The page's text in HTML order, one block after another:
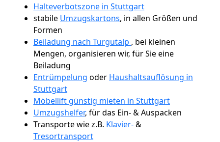
Halteverbotszone in Stuttgart
stabile Umzugskartons, in allen Größen und
Formen
Beiladung nach Turgutalp , bei kleinen
Mengen, organisieren wir, für Sie eine
Beiladung
Entrümpelung oder Haushaltsauflösung in
Stuttgart
Möbellift günstig mieten in Stuttgart
Umzugshelfer, für das Ein- & Auspacken
Transporte wie z.B. Klavier-&
Tresortransport